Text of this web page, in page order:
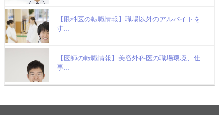
【眼科医の転職情報】職場以外のアルバイトを
す...
【医師の転職情報】美容外科医の職場環境、仕
事...